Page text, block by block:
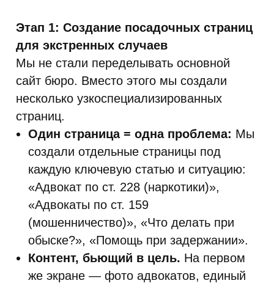
Этап 1: Создание посадочных страниц
для экстренных случаев
Мы не стали переделывать основной
сайт бюро. Вместо этого мы создали
несколько узкоспециализированных
страниц.
Один страница = одна проблема: Мы
создали отдельные страницы под
каждую ключевую статью и ситуацию:
«Адвокат по ст. 228 (наркотики)»,
«Адвокаты по ст. 159
(мошенничество)», «Что делать при
обыске?», «Помощь при задержании».
Контент, бьющий в цель. На первом
же экране — фото адвокатов, единый